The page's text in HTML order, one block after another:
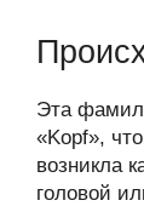
Эта
«Kopf»,
возникла
головой